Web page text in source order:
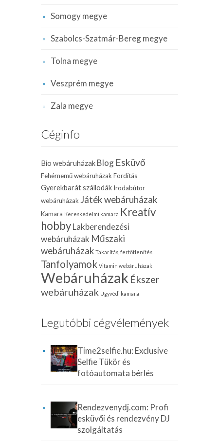
Somogy megye
Szabolcs-Szatmár-Bereg megye
Tolna megye
Veszprém megye
Zala megye
Céginfo
Bio webáruházak Blog Esküvő
Fehérnemű webáruházak Fordítás
Gyerekbarát szállodák Irodabútor
webáruházak Játék webáruházak
Kamara Kereskedelmi kamara Kreatív
hobbyLakberendezési
webáruházak Műszaki
webáruházak Takarítás, fertőtlenítés
Tanfolyamok Vitamin webáruházak
Webáruházak Ékszer
webáruházak Ügyvédi kamara
Legutóbbi cégvélemények
Time2selfie.hu: Exclusive
Selfie Tükör és
fotóautomata bérlés
Rendezvenydj.com: Profi
esküvői és rendezvény DJ
szolgáltatás